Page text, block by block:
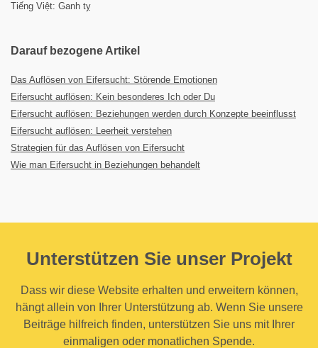
Tiếng Việt: Ganh tỵ
Darauf bezogene Artikel
Das Auflösen von Eifersucht: Störende Emotionen
Eifersucht auflösen: Kein besonderes Ich oder Du
Eifersucht auflösen: Beziehungen werden durch Konzepte beeinflusst
Eifersucht auflösen: Leerheit verstehen
Strategien für das Auflösen von Eifersucht
Wie man Eifersucht in Beziehungen behandelt
Unterstützen Sie unser Projekt
Dass wir diese Website erhalten und erweitern können,
hängt allein von Ihrer Unterstützung ab. Wenn Sie unsere
Beiträge hilfreich finden, unterstützen Sie uns mit Ihrer
einmaligen oder monatlichen Spende.